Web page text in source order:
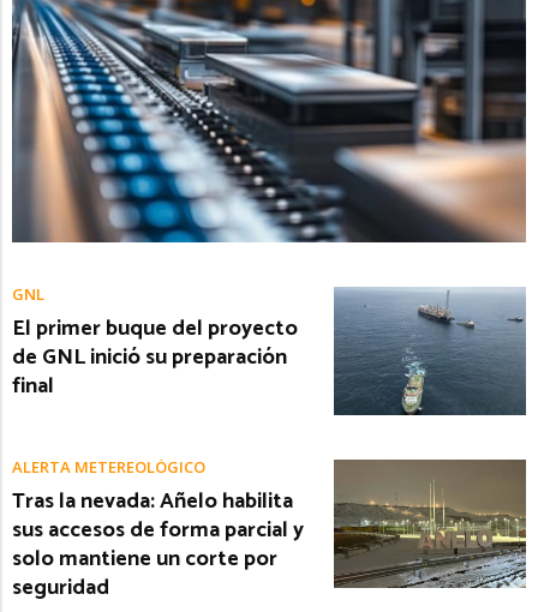
GNL
El primer buque del proyecto
de GNL inició su preparación
final
ALERTA METEREOLÓGICO
Tras la nevada: Añelo habilita
sus accesos de forma parcial y
solo mantiene un corte por
seguridad